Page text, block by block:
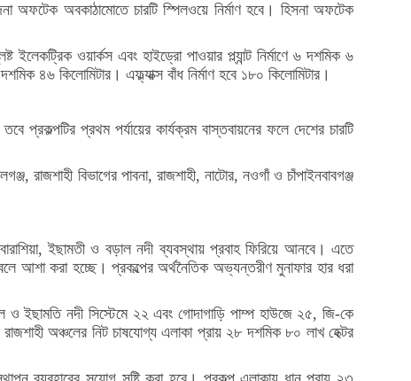
অফটেক অবকাঠামোতে চারটি স্পিলওয়ে নির্মাণ হবে। হিসনা অফটেক
ইলেকট্রিক ওয়ার্কস এবং হাইড্রো পাওয়ার প্ল্যান্ট নির্মাণে ৬ দশমিক ৬
৪৬ কিলোমিটার। এফ্ল্যাক্স বাঁধ নির্মাণ হবে ১৮০ কিলোমিটার।
প্রকল্পটির প্রথম পর্যায়ের কার্যক্রম বাস্তবায়নের ফলে দেশের চারটি
রাজশাহী বিভাগের পাবনা, রাজশাহী, নাটোর, নওগাঁ ও চাঁপাইনবাবগঞ্জ
ইছামতী ও বড়াল নদী ব্যবস্থায় প্রবাহ ফিরিয়ে আনবে। এতে
বলে আশা করা হচ্ছে। প্রকল্পের অর্থনৈতিক অভ্যন্তরীণ মুনাফার হার ধরা
ও ইছামতি নদী সিস্টেমে ২২ এবং গোদাগাড়ি পাম্প হাউজে ২৫, জি-কে
অঞ্চলের নিট চাষযোগ্য এলাকা প্রায় ২৮ দশমিক ৮০ লাখ হেক্টর